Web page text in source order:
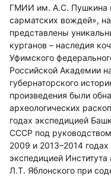
ГМИИ им. А.С. Пушкина
сарматских вождей»,
представлены
курганов – наследия
Уфимского
Российской Академии
губернаторского
произведения были
археологических
годах экспедицией
СССР под
2009 и 2013–2014
экспедицией
Л.Т. Яблонского при